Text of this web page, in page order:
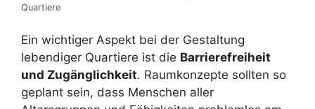
Quartiere
Ein wichtiger Aspekt bei der Gestaltung
lebendiger Quartiere ist die Barrierefreiheit
und Zugänglichkeit. Raumkonzepte sollten so
geplant sein, dass Menschen aller